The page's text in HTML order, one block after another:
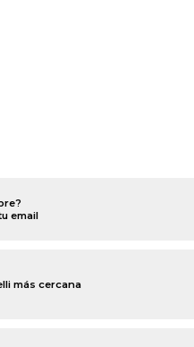
email
más cercana